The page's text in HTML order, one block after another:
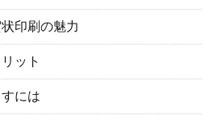
印刷の魅力
ット
には